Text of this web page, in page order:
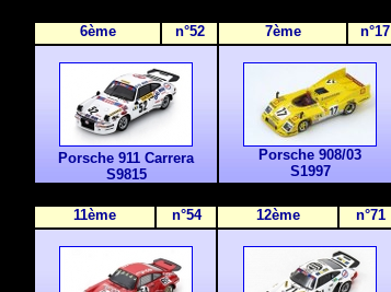
6ème n°52 7ème n°17
Porsche 911 Carrera
S9815
Porsche 908/03
S1997
11ème n°54 12ème n°71